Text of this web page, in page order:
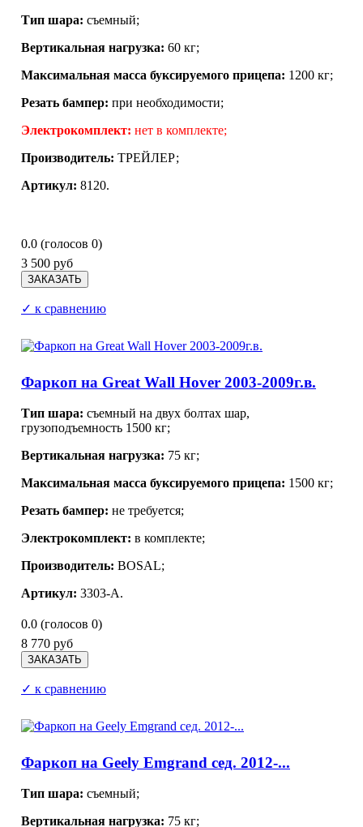
Тип шара: съемный;
Вертикальная нагрузка: 60 кг;
Максимальная масса буксируемого прицепа: 1200 кг;
Резать бампер: при необходимости;
Электрокомплект: нет в комплекте;
Производитель: ТРЕЙЛЕР;
Артикул: 8120.
0.0 (голосов 0)
3 500 руб
✓ к сравнению
Фаркоп на Great Wall Hover 2003-2009г.в.
Тип шара: съемный на двух болтах шар,
грузоподъемность 1500 кг;
Вертикальная нагрузка: 75 кг;
Максимальная масса буксируемого прицепа: 1500 кг;
Резать бампер: не требуется;
Электрокомплект: в комплекте;
Производитель: BOSAL;
Артикул: 3303-А.
0.0 (голосов 0)
8 770 руб
✓ к сравнению
Фаркоп на Geely Emgrand сед. 2012-...
Тип шара: съемный;
Вертикальная нагрузка: 75 кг;